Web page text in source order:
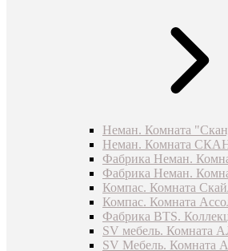
Неман. Комната
Неман. Комната
Фабрика Неман.
Фабрика Неман.
Компас. Комната
Компас. Комната
Фабрика BTS.
SV мебель.
SV Мебель. Комната